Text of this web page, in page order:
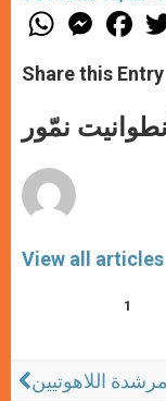
W
h
t
s
p
p
M
e
s
e
e
F
a
e
b
o
k
Share this Entry
أنطوانيت نمّور
View all articles
1
اللاهوتيين